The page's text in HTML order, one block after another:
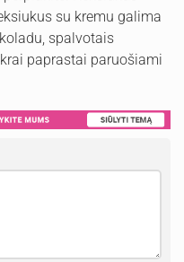
su kremu galima
spalvotais
paprastai paruošiami